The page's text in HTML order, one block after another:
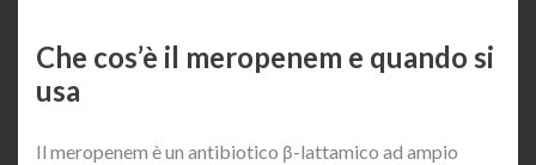
Che cos’è il meropenem e quando si
usa
Il meropenem è un antibiotico β-lattamico ad ampio